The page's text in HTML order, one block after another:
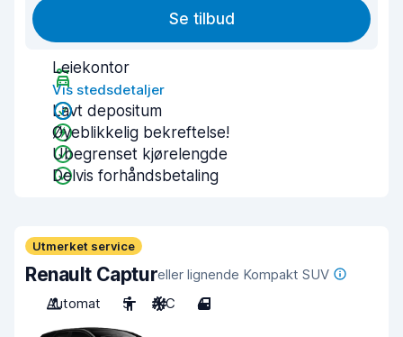
Se tilbud
Leiekontor
Vis stedsdetaljer
Lavt depositum
Øyeblikkelig bekreftelse!
Ubegrenset kjørelengde
Delvis forhåndsbetaling
Utmerket service
Renault Captureller lignende Kompakt SUV
Automat
5 A/C 4